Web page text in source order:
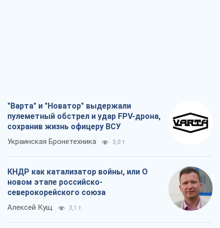
"Варта" и "Новатор" выдержали
пулеметный обстрел и удар FPV-дрона,
сохранив жизнь офицеру ВСУ
Украинская Бронетехника 3,0 т.
КНДР как катализатор войны, или О
новом этапе российско-
северокорейского союза
Алексей Кущ 3,1 т.